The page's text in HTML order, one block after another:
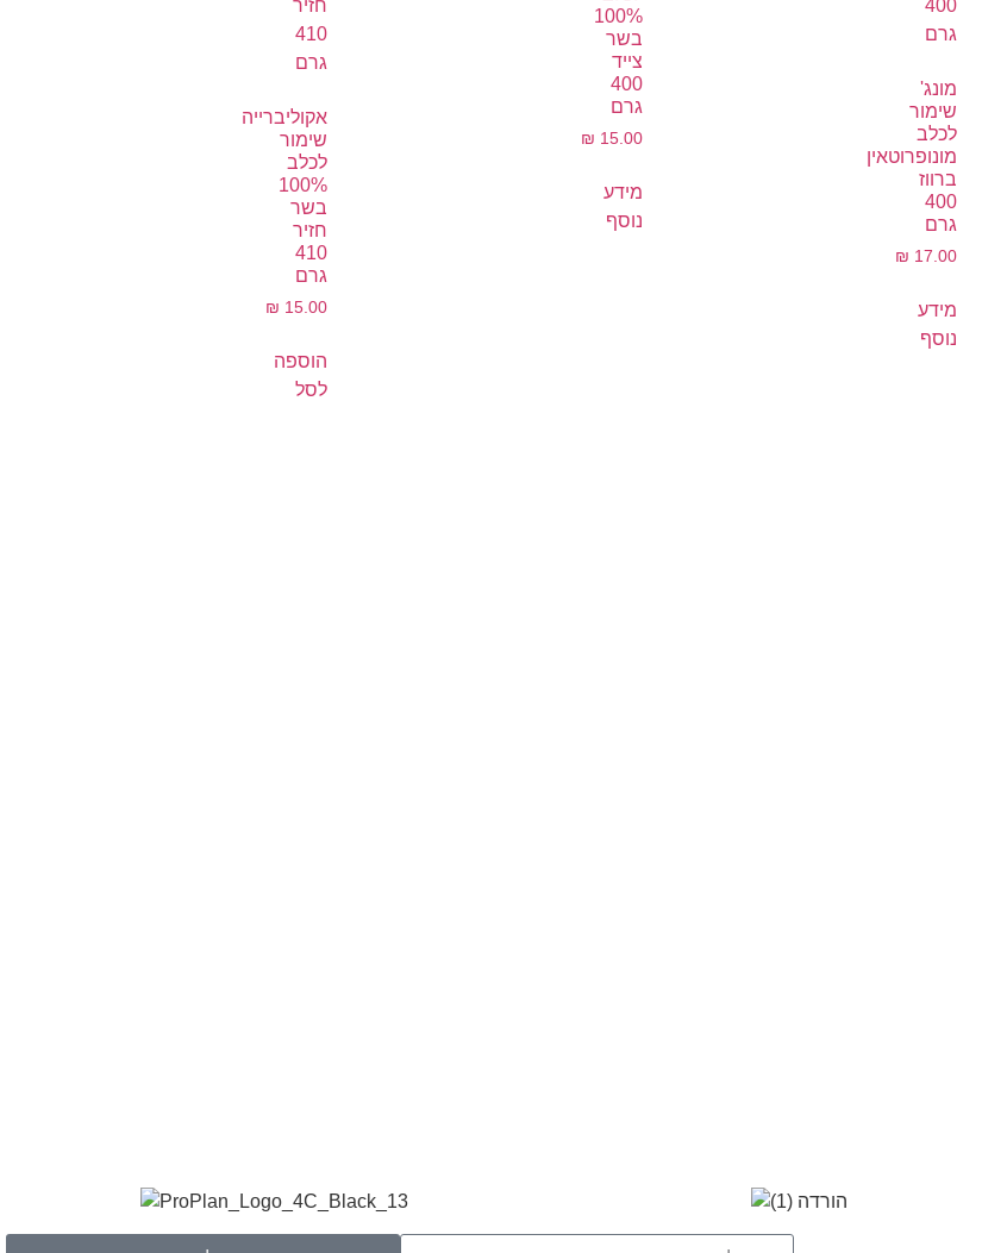
מונג'
שימור
לכלב
מונופרוטאין
ברווז
400
גרם
₪ 17.00
מידע
נוסף
100%
בשר
צייד
400
גרם
₪ 15.00
מידע
נוסף
אקוליברייה
שימור
לכלב
100%
בשר
חזיר
410
גרם
₪ 15.00
הוספה
לסל